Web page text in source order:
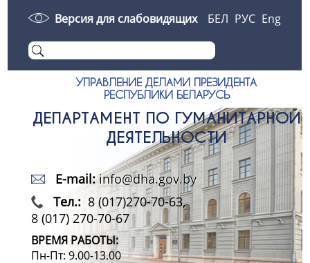
Версия для слабовидящих БЕЛ РУС Eng
УПРАВЛЕНИЕ ДЕЛАМИ ПРЕЗИДЕНТА
РЕСПУБЛИКИ БЕЛАРУСЬ
ДЕПАРТАМЕНТ ПО ГУМАНИТАРНОЙ
ДЕЯТЕЛЬНОСТИ
E-mail: info@dha.gov.by
Тел.:8 (017)270-70-63,
8 (017) 270-70-67
ВРЕМЯ РАБОТЫ:
Пн-Пт: 9.00-13.00